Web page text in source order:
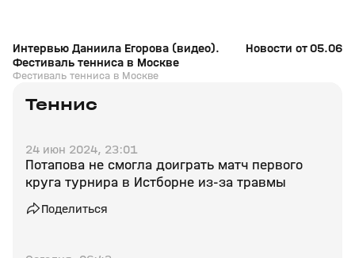
Интервью Даниила Егорова (видео).
Фестиваль тенниса в Москве
Фестиваль тенниса в Москве
Новости от
Теннис
24 июн 2024, 23:01
Потапова не смогла доиграть матч первого
круга турнира в Истборне из‑за травмы
Поделиться